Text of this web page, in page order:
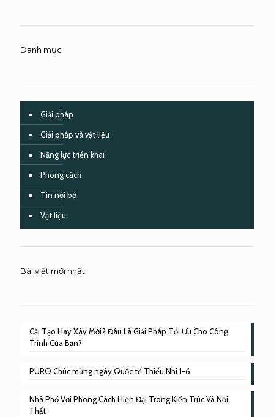
Danh mục
Giải pháp
Giải pháp và vật liệu
Năng lực triển khai
Phong cách
Tin nội bộ
Vật liệu
Bài viết mới nhất
Cải Tạo Hay Xây Mới? Đâu Là Giải Pháp Tối Ưu Cho Công
Trình Của Bạn?
PURO Chúc mừng ngày Quốc tế Thiếu Nhi 1-6
Nhà Phố Với Phong Cách Hiện Đại Trong Kiến Trúc Và Nội
Thất